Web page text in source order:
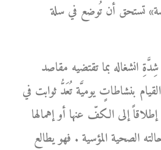
تستحق أن تُوضع في سلة
انشغاله بما تقتضيه مقاصد
بنشاطاتٍ يوميَّة تُعَدُّ ثوابت في
إلى الكفّ عنها أو إهمالها
الصحية المؤسية . فهو يطالع